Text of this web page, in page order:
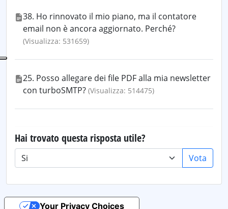
38. Ho rinnovato il mio piano, ma il contatore
email non è ancora aggiornato. Perché?
(Visualizza: 531659)
25. Posso allegare dei file PDF alla mia newsletter
con turboSMTP? (Visualizza: 514475)
Hai trovato questa risposta utile?
Vota
Your Privacy Choices